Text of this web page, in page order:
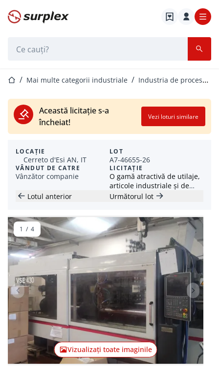
Pagina de start
Pagina de start
Mai multe categorii industriale Industria de procesare a plasticului
Această licitație s-a
încheiat!
Vezi loturi similare
LOCAȚIE
Cerreto d'Esi AN, IT
VÂNDUT DE CATRE
Vânzător companie
LOT
A7-46655-26
LICITAȚIE
O gamă atractivă de utilaje,
articole industriale și de
atelier
Lotul anterior Următorul lot
Articolul anterior
Vizualizați toate imaginile
1 / 4